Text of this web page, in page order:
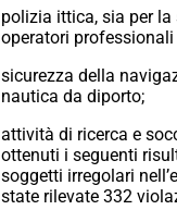
polizia ittica, sia per
operatori professionali
sicurezza della
nautica da diporto;
attività di ricerca e
ottenuti i seguenti
soggetti irregolari
state rilevate 332